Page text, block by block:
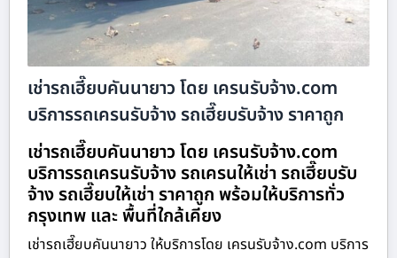
เช่ารถเฮี๊ยบคันนายาว โดย เครนรับจ้าง.com
บริการรถเครนรับจ้าง รถเฮี๊ยบรับจ้าง ราคาถูก
เช่ารถเฮี๊ยบคันนายาว โดย เครนรับจ้าง.com
บริการรถเครนรับจ้าง รถเครนให้เช่า รถเฮี๊ยบรับ
จ้าง รถเฮี๊ยบให้เช่า ราคาถูก พร้อมให้บริการทั่ว
กรุงเทพ และ พื้นที่ใกล้เคียง
เช่ารถเฮี๊ยบคันนายาว ให้บริการโดย เครนรับจ้าง.com บริการ